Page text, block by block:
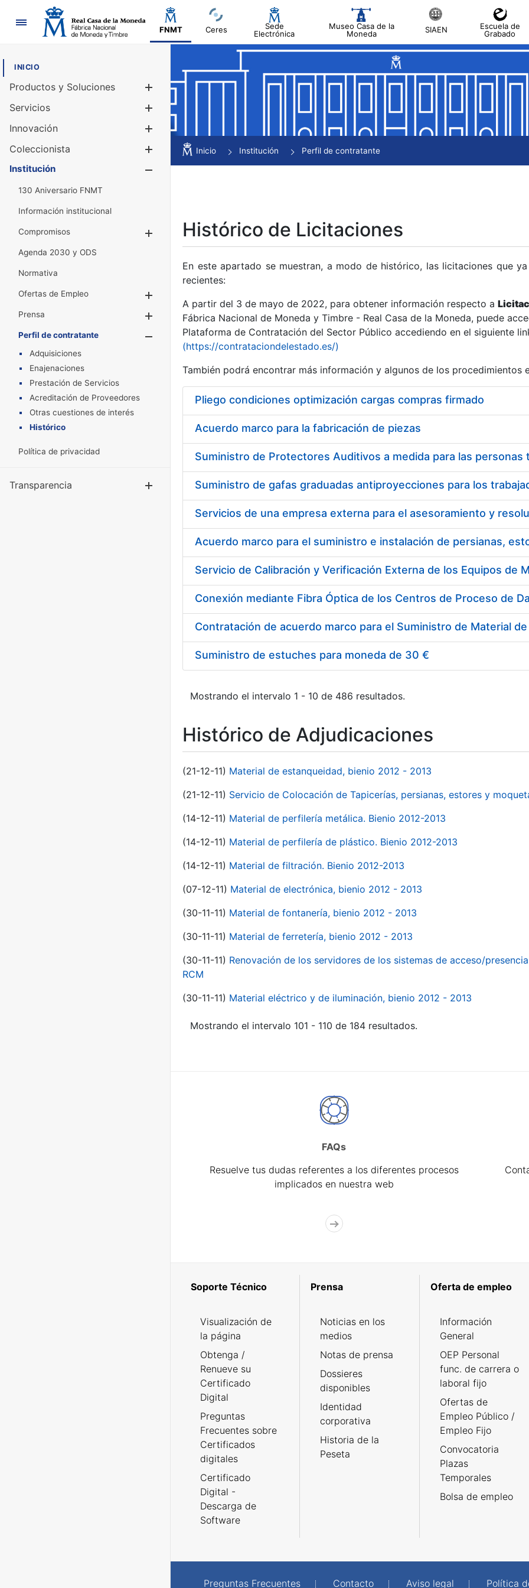
Navegación
FNMT Ceres
Sede
Electrónica
Museo Casa de la
Moneda
SIAEN
Escuela de
Grabado
INICIO
Productos y Soluciones
Mostrar/Ocultar
Servicios
Innovación
Coleccionista
Mostrar/Ocultar
Institución
130 Aniversario FNMT
Información institucional
Compromisos
Mostrar/Ocultar
Agenda 2030 y ODS
Normativa
Ofertas de Empleo
Prensa
Mostrar/Ocultar
Perfil de contratante
Mostrar/Ocultar
Adquisiciones
Enajenaciones
Prestación de Servicios
Acreditación de Proveedores
Otras cuestiones de interés
Histórico
Política de privacidad
Transparencia Mostrar/Ocultar
Inicio Institución Perfil de contratante
Histórico de Licitaciones
En este apartado se muestran, a modo de histórico, las licitaciones que
recientes:
A partir del 3 de mayo de 2022, para obtener información respecto a
Fábrica Nacional de Moneda y Timbre - Real Casa de la Moneda, puede
Plataforma de Contratación del Sector Público accediendo en el siguiente
(https://contrataciondelestado.es/)
También podrá encontrar más información y algunos de los procedimientos
Pliego condiciones optimización cargas compras firmado
Acuerdo marco para la fabricación de piezas
Acuerdo marco para el suministro e instalación de persianas,
Suministro de estuches para moneda de 30 €
Mostrando el intervalo 1 - 10 de 486 resultados.
Histórico de Adjudicaciones
(21-12-11) Material de estanqueidad, bienio 2012 - 2013
(21-12-11) Servicio de Colocación de Tapicerías, persianas, estores y
(14-12-11) Material de perfilería metálica. Bienio 2012-2013
(14-12-11) Material de perfilería de plástico. Bienio 2012-2013
(14-12-11) Material de filtración. Bienio 2012-2013
(07-12-11) Material de electrónica, bienio 2012 - 2013
(30-11-11) Material de fontanería, bienio 2012 - 2013
(30-11-11) Material de ferretería, bienio 2012 - 2013
(30-11-11) Renovación de los servidores de los sistemas de acceso/
RCM
(30-11-11) Material eléctrico y de iluminación, bienio 2012 - 2013
Mostrando el intervalo 101 - 110 de 184 resultados.
FAQs
Resuelve tus dudas referentes a los diferentes procesos
implicados en nuestra web
Soporte Técnico
Visualización de
la página
Obtenga /
Renueve su
Certificado
Digital
Preguntas
Frecuentes sobre
Certificados
digitales
Certificado
Digital -
Descarga de
Software
Prensa
Noticias en los
medios
Notas de prensa
Dossieres
disponibles
Identidad
corporativa
Historia de la
Peseta
Oferta de empleo
Información
General
OEP Personal
func. de carrera o
laboral fijo
Ofertas de
Empleo Público /
Empleo Fijo
Convocatoria
Plazas
Temporales
Bolsa de empleo
Preguntas Frecuentes Contacto Aviso legal Política